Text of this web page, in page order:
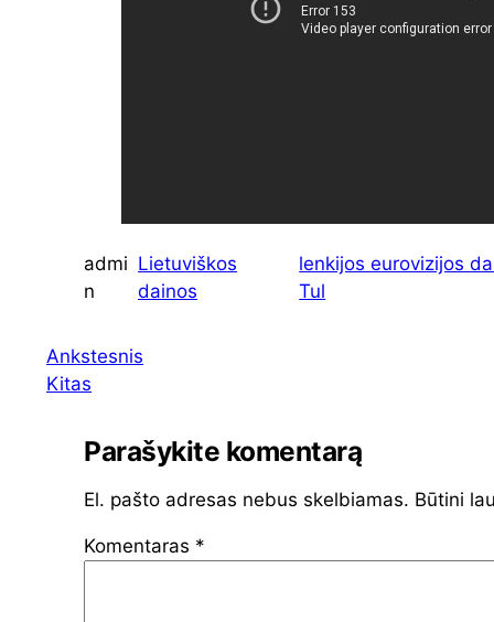
admi
n
Lietuviškos
dainos
lenkijos eurovizijos
Tul
Ankstesnis
Kitas
Parašykite komentarą
El. pašto adresas nebus skelbiamas. Būtini
Komentaras *